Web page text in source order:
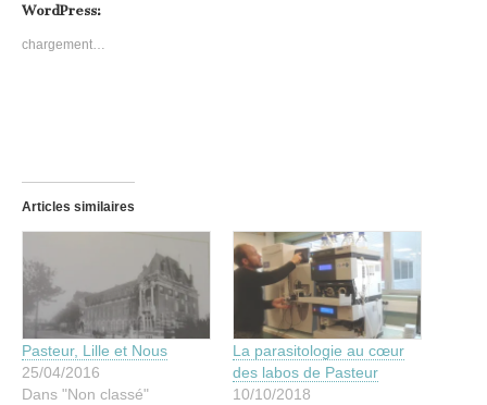
WordPress:
chargement…
Articles similaires
Pasteur, Lille et Nous
25/04/2016
Dans "Non classé"
La parasitologie au cœur
des labos de Pasteur
10/10/2018